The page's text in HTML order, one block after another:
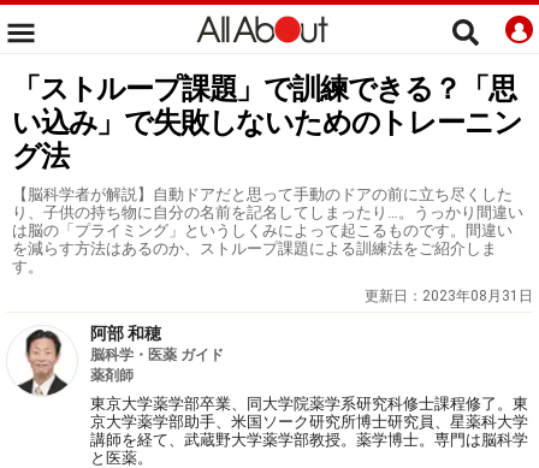
「ストループ課題」で訓練できる？「思
い込み」で失敗しないためのトレーニン
グ法
【脳科学者が解説】自動ドアだと思って手動のドアの前に立ち尽くした
り、子供の持ち物に自分の名前を記名してしまったり…。うっかり間違い
は脳の「プライミング」というしくみによって起こるものです。間違い
を減らす方法はあるのか、ストループ課題による訓練法をご紹介しま
す。
更新日： 2023年08月31日
阿部 和穂
脳科学・医薬 ガイド
薬剤師
東京大学薬学部卒業、同大学院薬学系研究科修士課程修了。東
京大学薬学部助手、米国ソーク研究所博士研究員、星薬科大学
講師を経て、武蔵野大学薬学部教授。薬学博士。専門は脳科学
と医薬。